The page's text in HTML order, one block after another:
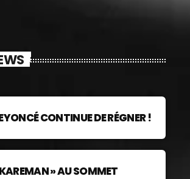
CONTINUE DE RÉGNER !
» AU SOMMET